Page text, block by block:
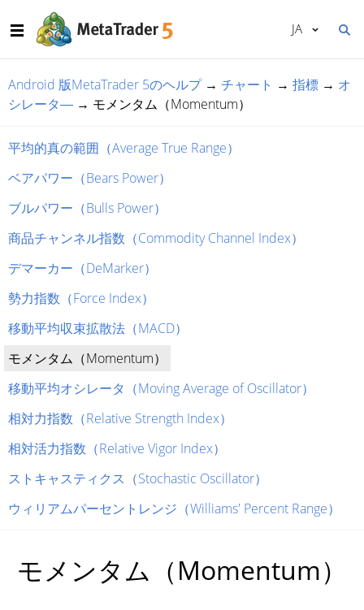
JA
Android 版MetaTrader 5のヘルプ→ チャート → 指標 → オ
シレータ― → モメンタム（Momentum）
平均的真の範囲（Average True Range）
ベアパワー（Bears Power）
ブルパワー（Bulls Power）
商品チャンネル指数（Commodity Channel Index）
デマーカー（DeMarker）
勢力指数（Force Index）
移動平均収束拡散法（MACD）
モメンタム（Momentum）
移動平均オシレータ（Moving Average of Oscillator）
相対力指数（Relative Strength Index）
相対活力指数（Relative Vigor Index）
ストキャスティクス（Stochastic Oscillator）
ウィリアムパーセントレンジ（Williams' Percent Range）
モメンタム（Momentum）